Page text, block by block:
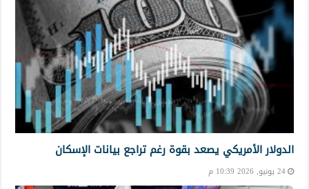
الدولار الأمريكي يصعد بقوة رغم تراجع بيانات الإسكان
24 يونيو, 2026 10:39 م